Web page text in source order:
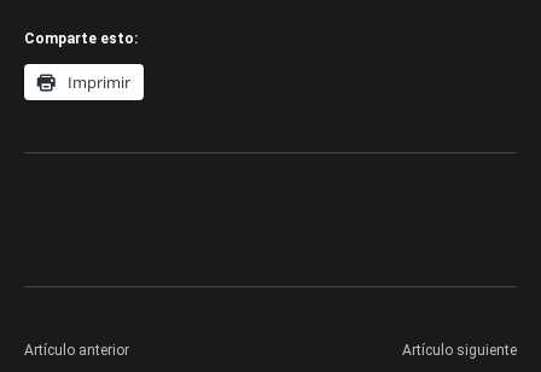
Comparte esto:
Imprimir
Artículo anterior Artículo siguiente